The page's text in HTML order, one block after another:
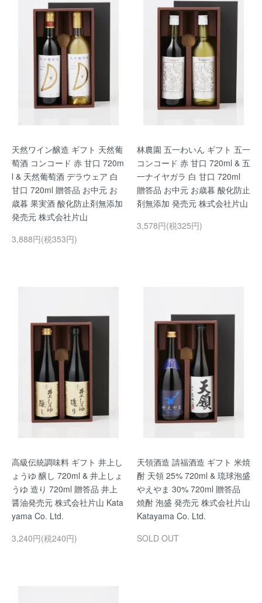
天然ワイン醸造 ギフト 天然葡
萄酒 コンコード 赤 甘口 720m
l & 天然葡萄酒 デラウェア 白
甘口 720ml 贈答品 お中元 お
歳暮 果実酒 酸化防止剤無添加
発売元 株式会社片山
3,888円(税353円)
林農園 五一わいん ギフト 五一
コンコード 赤 甘口 720ml & 五
一ナイヤガラ 白 甘口 720ml
贈答品 お中元 お歳暮 酸化防止
剤無添加 発売元 株式会社片山
3,578円(税325円)
高級伝統調味料 ギフト 井上し
ょうゆ 醸し 720ml & 井上しょ
うゆ 造り 720ml 贈答品 井上
醤油発売元 株式会社片山 Kata
yama Co. Ltd.
3,240円(税240円)
天領酒造 請福酒造 ギフト 米焼
酎 天領 25% 720ml & 琉球泡盛
やえやま 30% 720ml 贈答品
焼酎 泡盛 発売元 株式会社片山
Katayama Co. Ltd.
SOLD OUT